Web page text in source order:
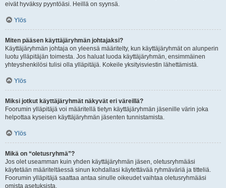
eivät hyväksy pyyntöäsi. Heillä on syynsä.
Ylös
Miten pääsen käyttäjäryhmän johtajaksi?
Käyttäjäryhmän johtaja on yleensä määritelty, kun käyttäjäryhmät on alunperin
luotu ylläpitäjän toimesta. Jos haluat luoda käyttäjäryhmän, ensimmäinen
yhteyshenkilösi tulisi olla ylläpitäjä. Kokeile yksityisviestin lähettämistä.
Ylös
Miksi jotkut käyttäjäryhmät näkyvät eri väreillä?
Foorumin ylläpitäjä voi määritellä tietyn käyttäjäryhmän jäsenille värin joka
helpottaa kyseisen käyttäjäryhmän jäsenten tunnistamista.
Ylös
Mikä on “oletusryhmä”?
Jos olet useamman kuin yhden käyttäjäryhmän jäsen, oletusryhmääsi
käytetään määriteltäessä sinun kohdallasi käytettävää ryhmäväriä ja titteliä.
Foorumin ylläpitäjä saattaa antaa sinulle oikeudet vaihtaa oletusryhmääsi
omista asetuksista.